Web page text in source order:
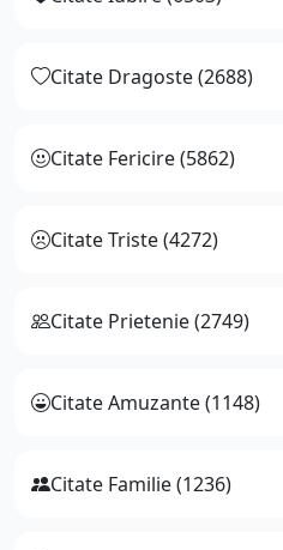
Citate Dragoste (2688)
Citate Fericire (5862)
Citate Triste (4272)
Citate Prietenie (2749)
Citate Amuzante (1148)
Citate Familie (1236)